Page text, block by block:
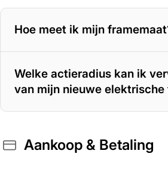
Hoe meet ik mijn
Welke actieradius kan ik
van mijn nieuwe elektrische
Aankoop & Betaling